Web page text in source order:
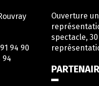
94 90
94
Ouverture
spectacle,